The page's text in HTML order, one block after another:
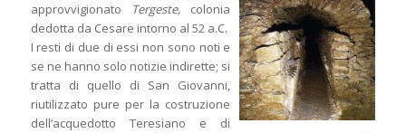
approvvigionato
Tergeste, colonia
dedotta da Cesare intorno al 52 a.C.
I resti di due di essi non sono noti e
se ne hanno solo notizie indirette; si
tratta di quello di San Giovanni,
riutilizzato pure per la costruzione
dell’acquedotto Teresiano e di